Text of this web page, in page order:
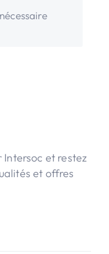
et restez
et offres